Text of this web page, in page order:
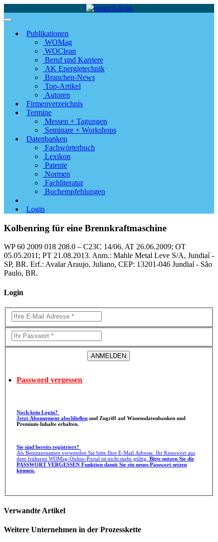
Publikationen
WOMag
WOClean
Beruf und Karriere
AK Energietechnik
Branchen-News
Top-Artikel
Autoren
Firmenverzeichnis
Termine
Messen + Tagungen
Seminare + Workshops
Datenbanken
Fachwörterbuch
Lexikon
Patente
Normen
Fachliteratur
Buchempfehlungen
Login
Kolbenring für eine Brennkraftmaschine
WP 60 2009 018 208.0 – C23C 14/06. AT 26.06.2009; OT
05.05.2011; PT 21.08.2013. Anm.: Mahle Metal Leve S/A, Jundiaí -
SP, BR. Erf.: Avalar Araujo, Juliano, CEP: 13201-046 Jundiaí - São
Paulo, BR.
Login
Password vergessen
Noch kein Login?
Jetzt Abonnement abschließen
Premium-Inhalte erhalten.
Sie sind bereits registriert?
Als Benutzernamen verwenden Sie bitte Ihre E-Mail Adresse. Ihr Kennwort aus
dem früheren WOMag-Online-Portal ist nicht mehr gültig. Bitte nutzen Sie die
PASSWORT VERGESSEN Funktion damit Sie ein neues Passwort setzen
können.
Verwandte Artikel
Weitere Unternehmen in der Prozesskette